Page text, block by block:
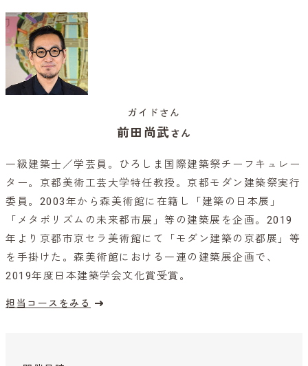
ガイドさん
前田尚武さん
一級建築士／学芸員。ひろしま国際建築祭チーフキュレー
ター。京都美術工芸大学特任教授。京都モダン建築祭実行
委員。2003年から森美術館に在籍し「建築の日本展」
「メタボリズムの未来都市展」等の建築展を企画。2019
年より京都市京セラ美術館にて「モダン建築の京都展」等
を手掛けた。森美術館における一連の建築展企画で、
2019年度日本建築学会文化賞受賞。
担当コースをみる